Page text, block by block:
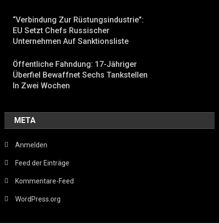
“Verbindung Zur Rüstungsindustrie”:
EU Setzt Chefs Russischer
Unternehmen Auf Sanktionsliste
Öffentliche Fahndung: 17-Jähriger
Überfiel Bewaffnet Sechs Tankstellen
In Zwei Wochen
META
Anmelden
Feed der Einträge
Kommentare-Feed
WordPress.org